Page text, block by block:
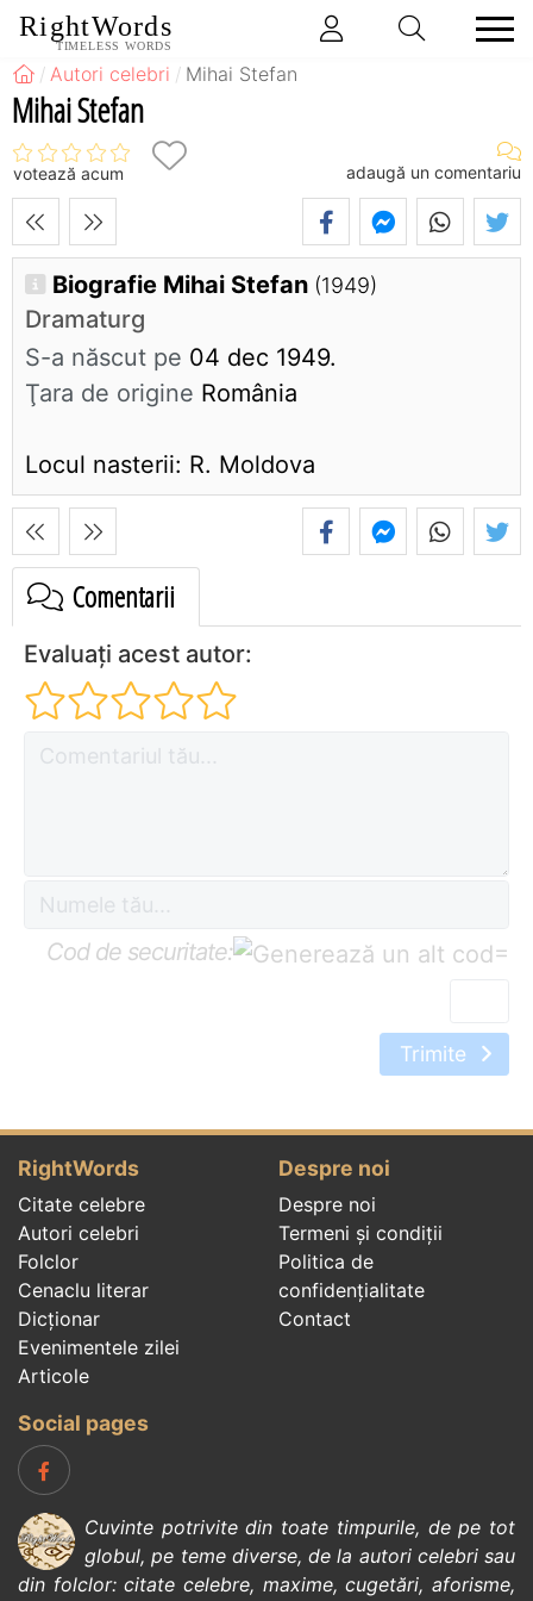
RightWords
TIMELESS WORDS
Autori celebri Mihai Stefan
Mihai Stefan
votează acum adaugă un comentariu
Biografie Mihai Stefan (1949)
Dramaturg
S-a născut pe 04 dec 1949.
Ţara de origine România
Locul nasterii: R. Moldova
Comentarii
Evaluați acest autor:
Cod de securitate: =
Trimite
RightWords
Citate celebre
Autori celebri
Folclor
Cenaclu literar
Dicționar
Evenimentele zilei
Articole
Despre noi
Despre noi
Termeni și condiții
Politica de
confidenţialitate
Contact
Social pages
Cuvinte potrivite din toate timpurile, de pe tot
globul, pe teme diverse, de la autori celebrisau
din folclor:citate celebre, maxime,cugetări,aforisme,